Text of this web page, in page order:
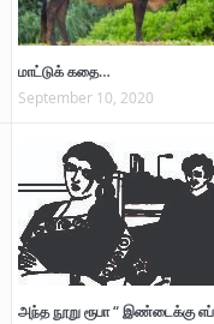
மாட்டுக் கதை…
September 10, 2020
அந்த நூறு ரூபா “ இண்டைக்கு